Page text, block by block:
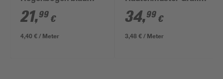
0,13 x 5 m
21,99 €
4,40 € / Meter
beige/goldfarben 0,53
x 10,05 m
34,99 €
3,48 € / Meter